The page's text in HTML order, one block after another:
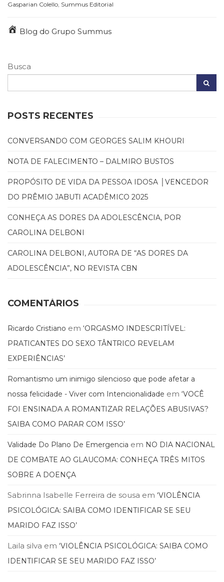
Gasparian Colello, Summus Editorial
Blog do Grupo Summus
Busca
POSTS RECENTES
CONVERSANDO COM GEORGES SALIM KHOURI
NOTA DE FALECIMENTO – DALMIRO BUSTOS
PROPÓSITO DE VIDA DA PESSOA IDOSA │VENCEDOR
DO PRÊMIO JABUTI ACADÊMICO 2025
CONHEÇA AS DORES DA ADOLESCÊNCIA, POR
CAROLINA DELBONI
CAROLINA DELBONI, AUTORA DE “AS DORES DA
ADOLESCÊNCIA”, NO REVISTA CBN
COMENTÁRIOS
Ricardo Cristiano em ‘ORGASMO INDESCRITÍVEL:
PRATICANTES DO SEXO TÂNTRICO REVELAM
EXPERIÊNCIAS’
Romantismo um inimigo silencioso que pode afetar a
nossa felicidade - Viver com Intencionalidade em ‘VOCÊ
FOI ENSINADA A ROMANTIZAR RELAÇÕES ABUSIVAS?
SAIBA COMO PARAR COM ISSO’
Validade Do Plano De Emergencia em NO DIA NACIONAL
DE COMBATE AO GLAUCOMA: CONHEÇA TRÊS MITOS
SOBRE A DOENÇA
Sabrinna Isabelle Ferreira de sousa em ‘VIOLÊNCIA
PSICOLÓGICA: SAIBA COMO IDENTIFICAR SE SEU
MARIDO FAZ ISSO’
Laila silva em ‘VIOLÊNCIA PSICOLÓGICA: SAIBA COMO
IDENTIFICAR SE SEU MARIDO FAZ ISSO’